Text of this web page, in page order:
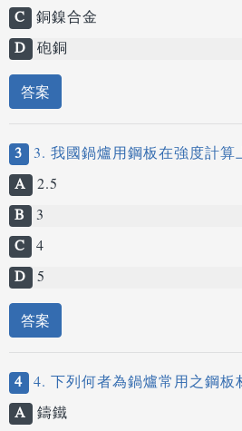
C 銅鎳合金
D 砲銅
答案
3 3. 我國鍋爐用鋼板在強度計
A 2.5
B 3
C 4
D 5
答案
4 4. 下列何者為鍋爐常用之鋼板
A 鑄鐵